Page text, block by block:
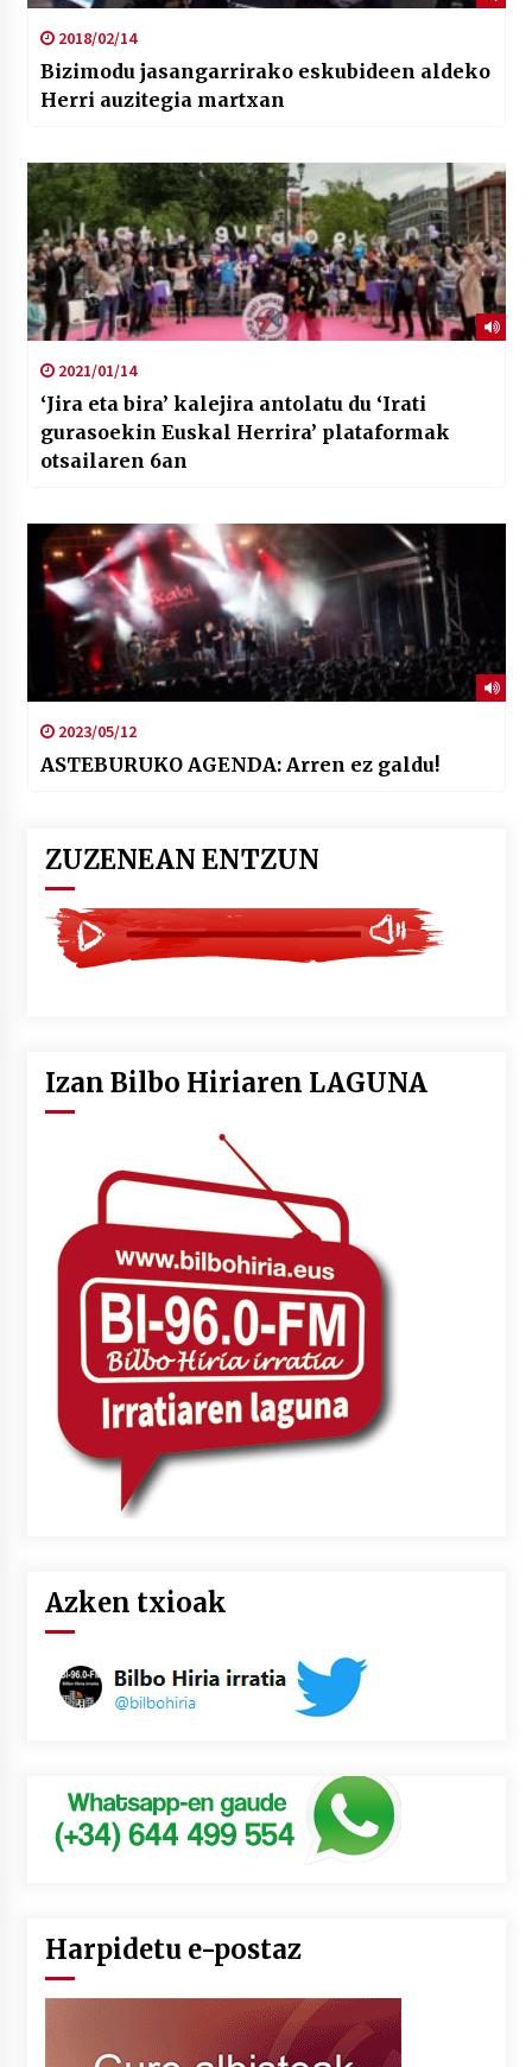
2018/02/14
Bizimodu jasangarrirako eskubideen aldeko
Herri auzitegia martxan
2021/01/14
‘Jira eta bira’ kalejira antolatu du ‘Irati
gurasoekin Euskal Herrira’ plataformak
otsailaren 6an
2023/05/12
ASTEBURUKO AGENDA: Arren ez galdu!
ZUZENEAN ENTZUN
Izan Bilbo Hiriaren LAGUNA
Azken txioak
Harpidetu e-postaz